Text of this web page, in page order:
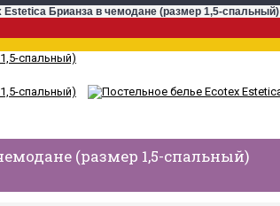
Estetica Брианза в чемодане (размер 1,5-спальный)
(размер 1,5-спальный)